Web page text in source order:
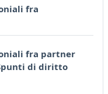
fra
fra partner
di diritto